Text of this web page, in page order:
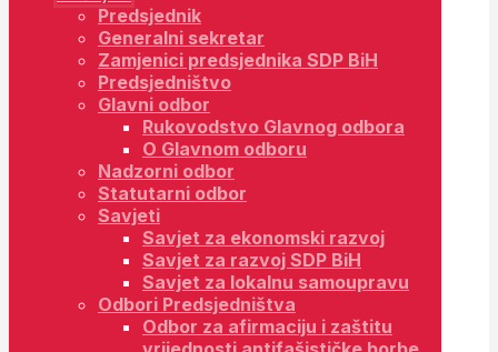
Predsjednik
Generalni sekretar
Zamjenici predsjednika SDP BiH
Predsjedništvo
Glavni odbor
Rukovodstvo Glavnog odbora
O Glavnom odboru
Nadzorni odbor
Statutarni odbor
Savjeti
Savjet za ekonomski razvoj
Savjet za razvoj SDP BiH
Savjet za lokalnu samoupravu
Odbori Predsjedništva
Odbor za afirmaciju i zaštitu